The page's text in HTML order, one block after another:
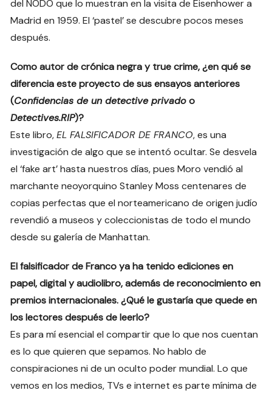
del NODO que lo muestran en la visita de Eisenhower a
Madrid en 1959. El ‘pastel’ se descubre pocos meses
después.
Como autor de crónica negra y true crime, ¿en qué se
diferencia este proyecto de sus ensayos anteriores
(Confidencias de un detective privadoo
Detectives.RIP)?
Este libro,EL FALSIFICADOR DE FRANCO, es una
investigación de algo que se intentó ocultar. Se desvela
el ‘fake art’ hasta nuestros días, pues Moro vendió al
marchante neoyorquino Stanley Moss centenares de
copias perfectas que el norteamericano de origen judío
revendió a museos y coleccionistas de todo el mundo
desde su galería de Manhattan.
El falsificador de Franco ya ha tenido ediciones en
papel, digital y audiolibro, además de reconocimiento en
premios internacionales. ¿Qué le gustaría que quede en
los lectores después de leerlo?
Es para mí esencial el compartir que lo que nos cuentan
es lo que quieren que sepamos. No hablo de
conspiraciones ni de un oculto poder mundial. Lo que
vemos en los medios, TVs e internet es parte mínima de